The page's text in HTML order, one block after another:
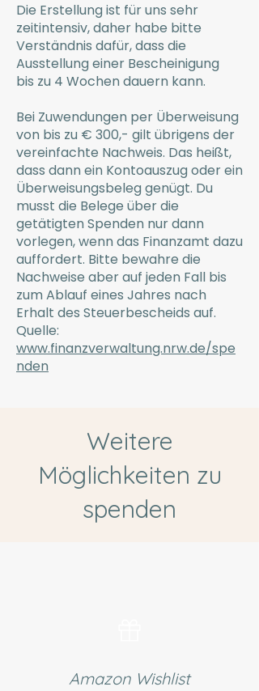
Die Erstellung ist für uns sehr
zeitintensiv, daher habe bitte
Verständnis dafür, dass die
Ausstellung einer Bescheinigung
bis zu 4 Wochen dauern kann.
Bei Zuwendungen per Überweisung
von bis zu € 300,- gilt übrigens der
vereinfachte Nachweis. Das heißt,
dass dann ein Kontoauszug oder ein
Überweisungsbeleg genügt. Du
musst die Belege über die
getätigten Spenden nur dann
vorlegen, wenn das Finanzamt dazu
auffordert. Bitte bewahre die
Nachweise aber auf jeden Fall bis
zum Ablauf eines Jahres nach
Erhalt des Steuerbescheids auf.
Quelle:
www.finanzverwaltung.nrw.de/spe
nden
Weitere
Möglichkeiten zu
spenden
Amazon Wishlist